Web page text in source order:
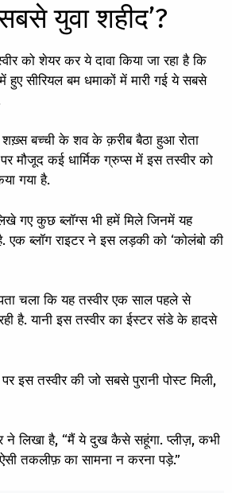
युवा शहीद’?
को शेयर कर ये दावा किया जा रहा है कि
हुए सीरियल बम धमाकों में मारी गई ये सबसे
बच्ची के शव के क़रीब बैठा हुआ रोता
मौजूद कई धार्मिक ग्रुप्स में इस तस्वीर को
गया है.
गए कुछ ब्लॉग्स भी हमें मिले जिनमें यह
एक ब्लॉग राइटर ने इस लड़की को ‘कोलंबो की
चला कि यह तस्वीर एक साल पहले से
है. यानी इस तस्वीर का ईस्टर संडे के हादसे
इस तस्वीर की जो सबसे पुरानी पोस्ट मिली,
लिखा है, “मैं ये दुख कैसे सहूंगा. प्लीज़, कभी
तकलीफ़ का सामना न करना पड़े.”